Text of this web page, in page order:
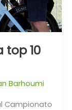
top 10
Barhoumi
Campionato